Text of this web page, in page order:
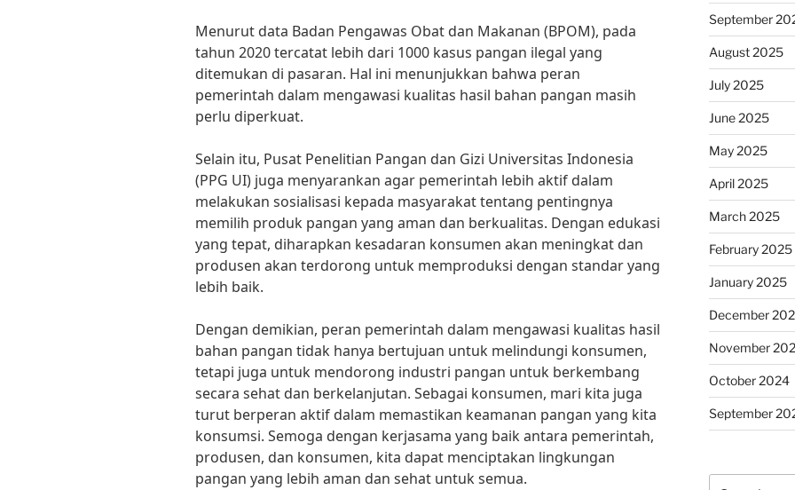
Menurut data Badan Pengawas Obat dan Makanan (BPOM), pada
tahun 2020 tercatat lebih dari 1000 kasus pangan ilegal yang
ditemukan di pasaran. Hal ini menunjukkan bahwa peran
pemerintah dalam mengawasi kualitas hasil bahan pangan masih
perlu diperkuat.
Selain itu, Pusat Penelitian Pangan dan Gizi Universitas Indonesia
(PPG UI) juga menyarankan agar pemerintah lebih aktif dalam
melakukan sosialisasi kepada masyarakat tentang pentingnya
memilih produk pangan yang aman dan berkualitas. Dengan edukasi
yang tepat, diharapkan kesadaran konsumen akan meningkat dan
produsen akan terdorong untuk memproduksi dengan standar yang
lebih baik.
Dengan demikian, peran pemerintah dalam mengawasi kualitas hasil
bahan pangan tidak hanya bertujuan untuk melindungi konsumen,
tetapi juga untuk mendorong industri pangan untuk berkembang
secara sehat dan berkelanjutan. Sebagai konsumen, mari kita juga
turut berperan aktif dalam memastikan keamanan pangan yang kita
konsumsi. Semoga dengan kerjasama yang baik antara pemerintah,
produsen, dan konsumen, kita dapat menciptakan lingkungan
pangan yang lebih aman dan sehat untuk semua.
September
August 2025
July 2025
June 2025
May 2025
April 2025
March 2025
February 2025
January 2025
December
November
October 2024
September